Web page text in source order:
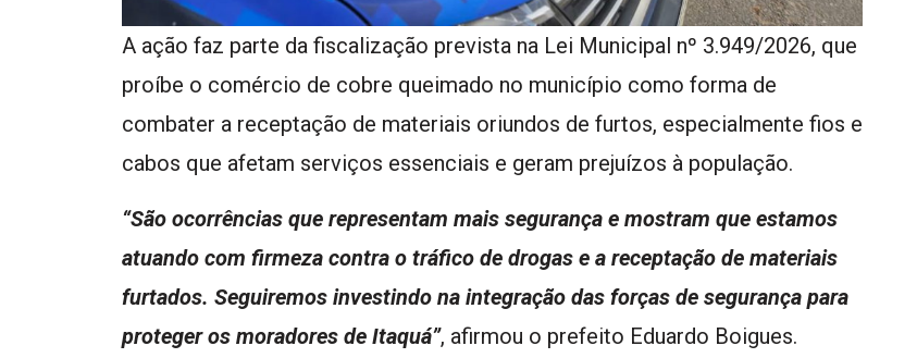
A ação faz parte da fiscalização prevista na Lei Municipal nº 3.949/2026, que
proíbe o comércio de cobre queimado no município como forma de
combater a receptação de materiais oriundos de furtos, especialmente fios e
cabos que afetam serviços essenciais e geram prejuízos à população.
“São ocorrências que representam mais segurança e mostram que estamos
atuando com firmeza contra o tráfico de drogas e a receptação de materiais
furtados. Seguiremos investindo na integração das forças de segurança para
proteger os moradores de Itaquá”, afirmou o prefeito Eduardo Boigues.